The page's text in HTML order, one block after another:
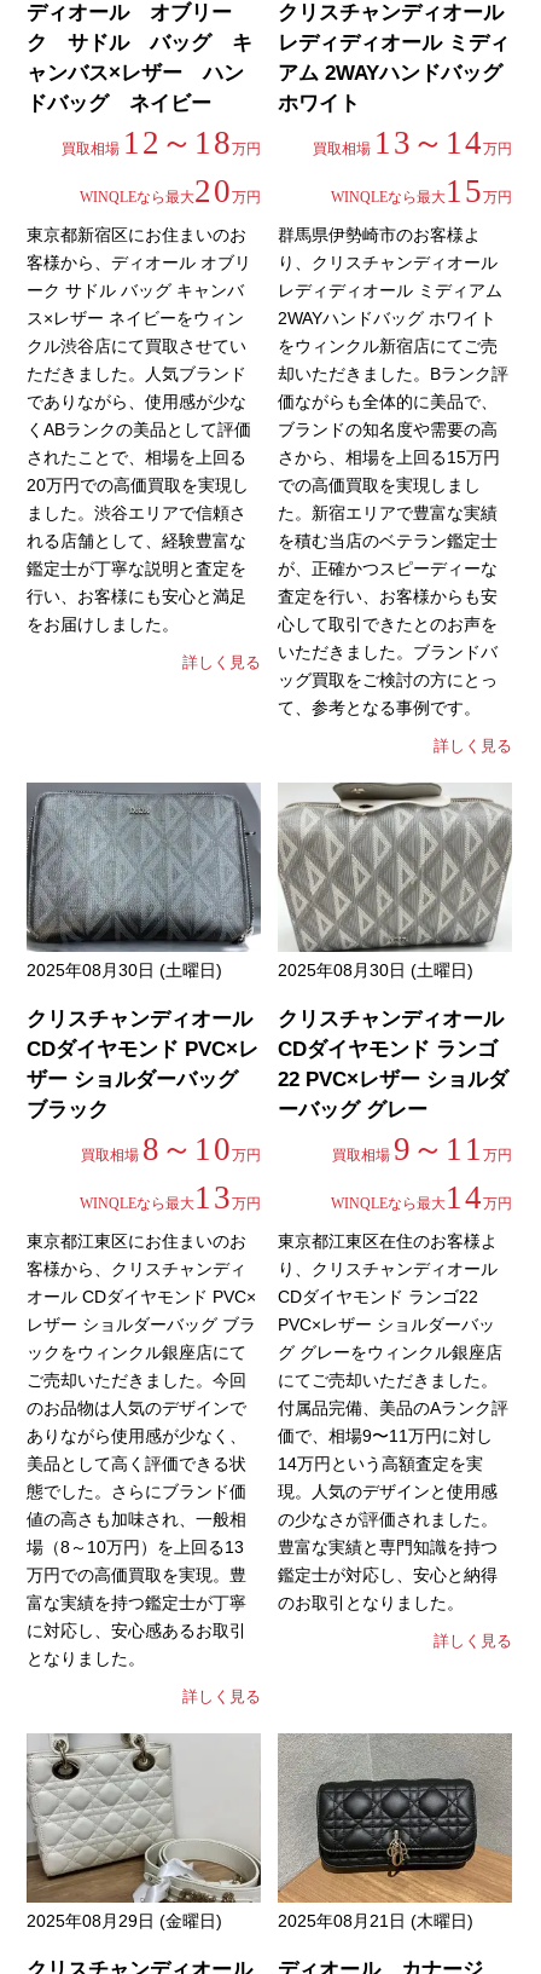
ディオール オブリー
ク サドル バッグ キ
ャンバス×レザー ハン
ドバッグ ネイビー
買取相場 12～18万円
WINQLEなら最大20万円
東京都新宿区にお住まいのお
客様から、ディオール オブリ
ーク サドル バッグ キャンバ
ス×レザー ネイビーをウィン
クル渋谷店にて買取させてい
ただきました。人気ブランド
でありながら、使用感が少な
くABランクの美品として評価
されたことで、相場を上回る
20万円での高価買取を実現し
ました。渋谷エリアで信頼さ
れる店舗として、経験豊富な
鑑定士が丁寧な説明と査定を
行い、お客様にも安心と満足
をお届けしました。
詳しく見る
クリスチャンディオール
レディディオール ミディ
アム 2WAYハンドバッグ
ホワイト
買取相場 13～14万円
WINQLEなら最大15万円
群馬県伊勢崎市のお客様よ
り、クリスチャンディオール
レディディオール ミディアム
2WAYハンドバッグ ホワイト
をウィンクル新宿店にてご売
却いただきました。Bランク評
価ながらも全体的に美品で、
ブランドの知名度や需要の高
さから、相場を上回る15万円
での高価買取を実現しまし
た。新宿エリアで豊富な実績
を積む当店のベテラン鑑定士
が、正確かつスピーディーな
査定を行い、お客様からも安
心して取引できたとのお声を
いただきました。ブランドバ
ッグ買取をご検討の方にとっ
て、参考となる事例です。
詳しく見る
2025年08月30日 (土曜日)
クリスチャンディオール
CDダイヤモンド PVC×レ
ザー ショルダーバッグ
ブラック
買取相場 8～10万円
WINQLEなら最大13万円
東京都江東区にお住まいのお
客様から、クリスチャンディ
オール CDダイヤモンド PVC×
レザー ショルダーバッグ ブラ
ックをウィンクル銀座店にて
ご売却いただきました。今回
のお品物は人気のデザインで
ありながら使用感が少なく、
美品として高く評価できる状
態でした。さらにブランド価
値の高さも加味され、一般相
場（8～10万円）を上回る13
万円での高価買取を実現。豊
富な実績を持つ鑑定士が丁寧
に対応し、安心感あるお取引
となりました。
詳しく見る
2025年08月30日 (土曜日)
クリスチャンディオール
CDダイヤモンド ランゴ
22 PVC×レザー ショルダ
ーバッグ グレー
買取相場 9～11 万円
WINQLEなら最大14万円
東京都江東区在住のお客様よ
り、クリスチャンディオール
CDダイヤモンド ランゴ22
PVC×レザー ショルダーバッ
グ グレーをウィンクル銀座店
にてご売却いただきました。
付属品完備、美品のAランク評
価で、相場9〜11万円に対し
14万円という高額査定を実
現。人気のデザインと使用感
の少なさが評価されました。
豊富な実績と専門知識を持つ
鑑定士が対応し、安心と納得
のお取引となりました。
詳しく見る
2025年08月29日 (金曜日) 2025年08月21日 (木曜日)